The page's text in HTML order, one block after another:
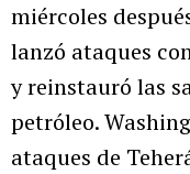
miércoles
lanzó ataques
y reinstauró las
petróleo.
ataques de